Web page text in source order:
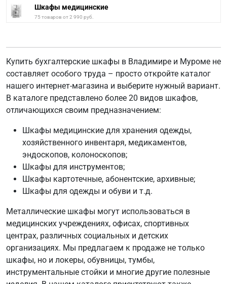
Шкафы медицинские
75 товаров от 2 990 руб.
Купить бухгалтерские шкафы в Владимире и Муроме не
составляет особого труда – просто откройте каталог
нашего интернет-магазина и выберите нужный вариант.
В каталоге представлено более 20 видов шкафов,
отличающихся своим предназначением:
Шкафы медицинские для хранения одежды,
хозяйственного инвентаря, медикаментов,
эндоскопов, колоноскопов;
Шкафы для инструментов;
Шкафы картотечные, абонентские, архивные;
Шкафы для одежды и обуви и т.д.
Металлические шкафы могут использоваться в
медицинских учреждениях, офисах, спортивных
центрах, различных социальных и детских
организациях. Мы предлагаем к продаже не только
шкафы, но и локеры, обувницы, тумбы,
инструментальные стойки и многие другие полезные